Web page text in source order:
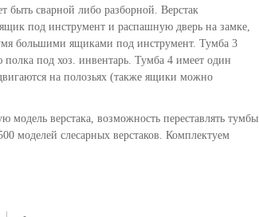
быть сварной либо разборной. Верстак
под инструмент и распашную дверь на замке,
большими ящиками под инструмент. Тумба 3
под хоз. инвентарь. Тумба 4 имеет один
на полозьях (также ящики можно
модель верстака, возможность переставлять тумбы
моделей слесарных верстаков. Комплектуем